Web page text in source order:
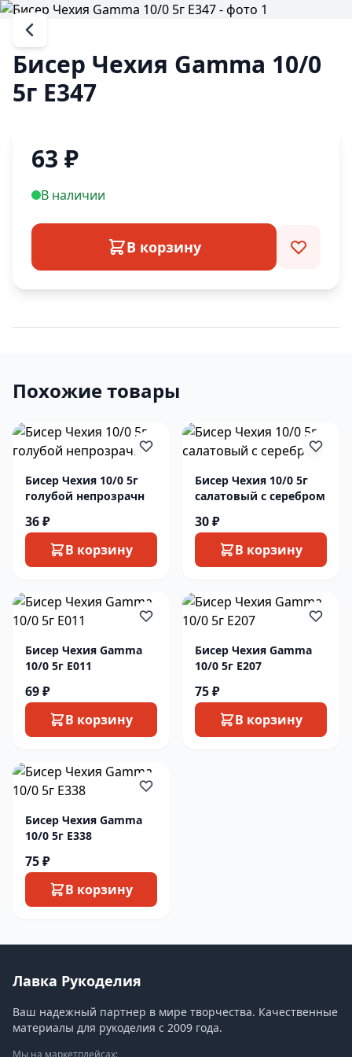
Бисер Чехия Gamma 10/0
5г E347
63 ₽
В наличии
В корзину
Похожие товары
Бисер Чехия 10/0 5г
голубой непрозрачн
36 ₽
В корзину
Бисер Чехия 10/0 5г
салатовый с серебром
30 ₽
В корзину
Бисер Чехия Gamma
10/0 5г E011
69 ₽
В корзину
Бисер Чехия Gamma
10/0 5г E207
75 ₽
В корзину
Бисер Чехия Gamma
10/0 5г E338
75 ₽
В корзину
Лавка Рукоделия
Ваш надежный партнер в мире творчества. Качественные
материалы для рукоделия с 2009 года.
Мы на маркетплейсах: